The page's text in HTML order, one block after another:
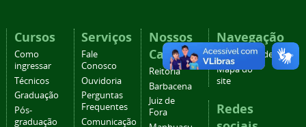
Cursos
Como
ingressar
Técnicos
Graduação
Pós-
graduação
Serviços
Fale
Conosco
Ouvidoria
Perguntas
Frequentes
Comunicação
Nossos
Campi
Reitoria
Barbacena
Juiz de
Fora
Navegação
Acessibilidade
Mapa do
site
Redes